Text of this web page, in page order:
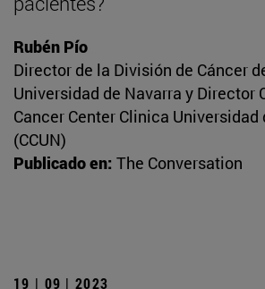
Rubén Pío
Director de la División de Cáncer
Universidad de Navarra y Director
Cancer Center Clinica Universidad
(CCUN)
Publicado en: The Conversation
19 | 09 | 2023